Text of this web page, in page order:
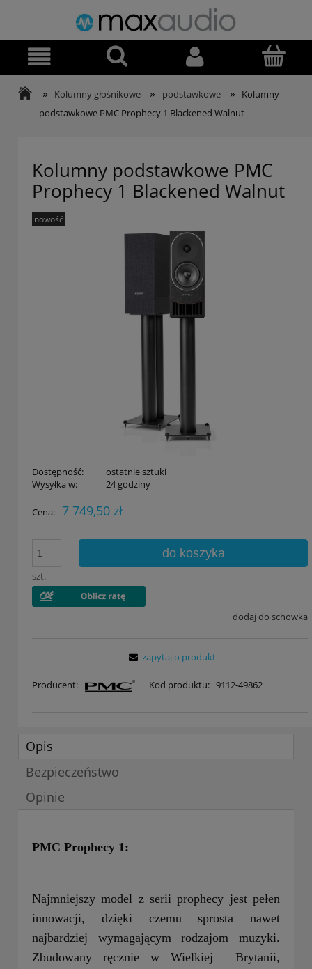
» Kolumny głośnikowe » podstawkowe »
Kolumny
podstawkowe PMC Prophecy 1 Blackened Walnut
Kolumny podstawkowe PMC
Prophecy 1 Blackened Walnut
nowość
Dostępność:
ostatnie sztuki
Wysyłka w:
24 godziny
Cena: 7 749,50 zł
szt.
do koszyka
dodaj do schowka
Producent: Kod produktu: 9112-49862
zapytaj o produkt
Opis
Bezpieczeństwo
Opinie
PMC Prophecy 1:
Najmniejszy model z serii prophecy jest pełen
innowacji, dzięki czemu sprosta nawet
najbardziej wymagającym rodzajom muzyki.
Zbudowany ręcznie w Wielkiej Brytanii,